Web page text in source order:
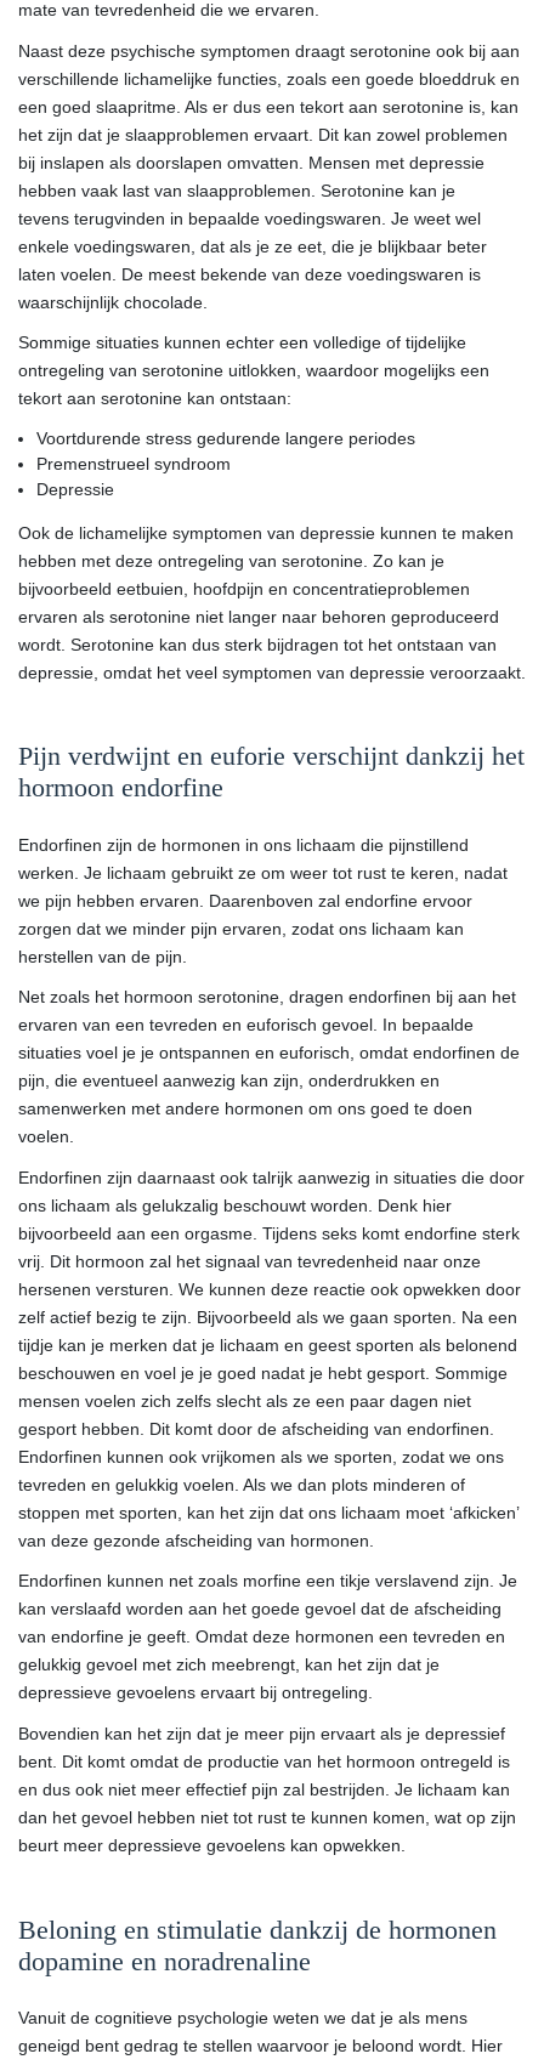
mate van tevredenheid die we ervaren.
Naast deze psychische symptomen draagt serotonine ook bij aan
verschillende lichamelijke functies, zoals een goede bloeddruk en
een goed slaapritme. Als er dus een tekort aan serotonine is, kan
het zijn dat je slaapproblemen ervaart. Dit kan zowel problemen
bij inslapen als doorslapen omvatten. Mensen met depressie
hebben vaak last van slaapproblemen. Serotonine kan je
tevens terugvinden in bepaalde voedingswaren. Je weet wel
enkele voedingswaren, dat als je ze eet, die je blijkbaar beter
laten voelen. De meest bekende van deze voedingswaren is
waarschijnlijk chocolade.
Sommige situaties kunnen echter een volledige of tijdelijke
ontregeling van serotonine uitlokken, waardoor mogelijks een
tekort aan serotonine kan ontstaan:
Voortdurende stress gedurende langere periodes
Premenstrueel syndroom
Depressie
Ook de lichamelijke symptomen van depressie kunnen te maken
hebben met deze ontregeling van serotonine. Zo kan je
bijvoorbeeld eetbuien, hoofdpijn en concentratieproblemen
ervaren als serotonine niet langer naar behoren geproduceerd
wordt. Serotonine kan dus sterk bijdragen tot het ontstaan van
depressie, omdat het veel symptomen van depressie veroorzaakt.
Pijn verdwijnt en euforie verschijnt dankzij het
hormoon endorfine
Endorfinen zijn de hormonen in ons lichaam die pijnstillend
werken. Je lichaam gebruikt ze om weer tot rust te keren, nadat
we pijn hebben ervaren. Daarenboven zal endorfine ervoor
zorgen dat we minder pijn ervaren, zodat ons lichaam kan
herstellen van de pijn.
Net zoals het hormoon serotonine, dragen endorfinen bij aan het
ervaren van een tevreden en euforisch gevoel. In bepaalde
situaties voel je je ontspannen en euforisch, omdat endorfinen de
pijn, die eventueel aanwezig kan zijn, onderdrukken en
samenwerken met andere hormonen om ons goed te doen
voelen.
Endorfinen zijn daarnaast ook talrijk aanwezig in situaties die door
ons lichaam als gelukzalig beschouwt worden. Denk hier
bijvoorbeeld aan een orgasme. Tijdens seks komt endorfine sterk
vrij. Dit hormoon zal het signaal van tevredenheid naar onze
hersenen versturen. We kunnen deze reactie ook opwekken door
zelf actief bezig te zijn. Bijvoorbeeld als we gaan sporten. Na een
tijdje kan je merken dat je lichaam en geest sporten als belonend
beschouwen en voel je je goed nadat je hebt gesport. Sommige
mensen voelen zich zelfs slecht als ze een paar dagen niet
gesport hebben. Dit komt door de afscheiding van endorfinen.
Endorfinen kunnen ook vrijkomen als we sporten, zodat we ons
tevreden en gelukkig voelen. Als we dan plots minderen of
stoppen met sporten, kan het zijn dat ons lichaam moet ‘afkicken’
van deze gezonde afscheiding van hormonen.
Endorfinen kunnen net zoals morfine een tikje verslavend zijn. Je
kan verslaafd worden aan het goede gevoel dat de afscheiding
van endorfine je geeft. Omdat deze hormonen een tevreden en
gelukkig gevoel met zich meebrengt, kan het zijn dat je
depressieve gevoelens ervaart bij ontregeling.
Bovendien kan het zijn dat je meer pijn ervaart als je depressief
bent. Dit komt omdat de productie van het hormoon ontregeld is
en dus ook niet meer effectief pijn zal bestrijden. Je lichaam kan
dan het gevoel hebben niet tot rust te kunnen komen, wat op zijn
beurt meer depressieve gevoelens kan opwekken.
Beloning en stimulatie dankzij de hormonen
dopamine en noradrenaline
Vanuit de cognitieve psychologie weten we dat je als mens
geneigd bent gedrag te stellen waarvoor je beloond wordt. Hier